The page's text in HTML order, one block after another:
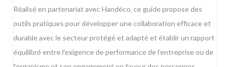
Réalisé en partenariat avec Handéco, ce guide propose des
outils pratiques pour développer une collaboration efficace et
durable avec le secteur protégé et adapté et établir un rapport
équilibré entre l’exigence de performance de l’entreprise ou de